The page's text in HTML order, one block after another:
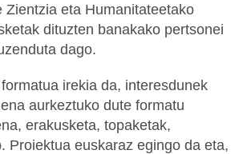
Zientzia eta Humanitateetako
dituzten banakako pertsonei
dago.
irekia da, interesdunek
aurkeztuko dute formatu
erakusketa, topaketak,
Proiektua euskaraz egingo da eta,